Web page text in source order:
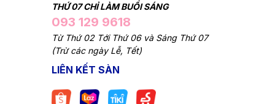
THỨ 07 CHỈ LÀM BUỔI SÁNG
093 129 9618
Từ Thứ 02 Tới Thứ 06 và Sáng Thứ 07
(Trừ các ngày Lễ, Tết)
LIÊN KẾT SÀN